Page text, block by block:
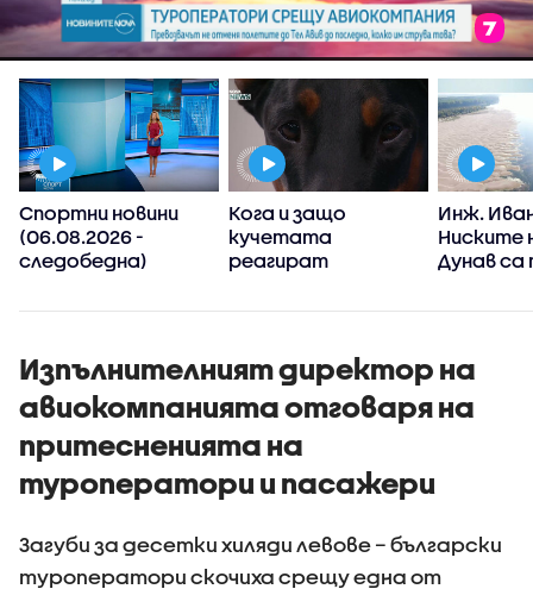
Спортни новини
(06.08.2026 -
следобедна)
Кога и защо
кучетата
реагират
Инж.
Ниските
Дунав са
промени,
Изпълнителният директор на
авиокомпанията отговаря на
притесненията на
туроператори и пасажери
Загуби за десетки хиляди левове – български
туроператори скочиха срещу една от